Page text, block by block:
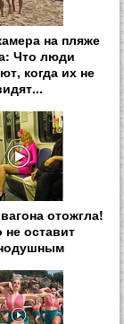
на пляже
Что люди
когда их не
отожгла!
не оставит